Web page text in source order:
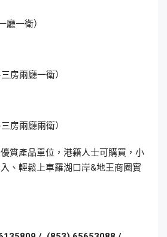
廳一衛）
房兩廳一衛）
房兩廳兩衛）
質產品單位，港籍人士可購買，小
、輕鬆上車羅湖口岸&地王商圈實